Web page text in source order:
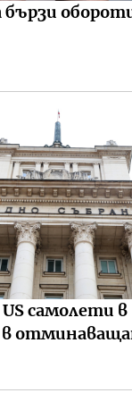
самолети
в